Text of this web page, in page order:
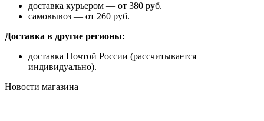
доставка курьером — от 380 руб.
самовывоз — от 260 руб.
Доставка в другие регионы:
доставка Почтой России (рассчитывается
индивидуально).
Новости магазина